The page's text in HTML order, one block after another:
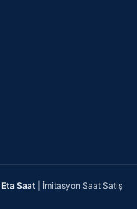
Eta Saat | İmitasyon Saat Satış